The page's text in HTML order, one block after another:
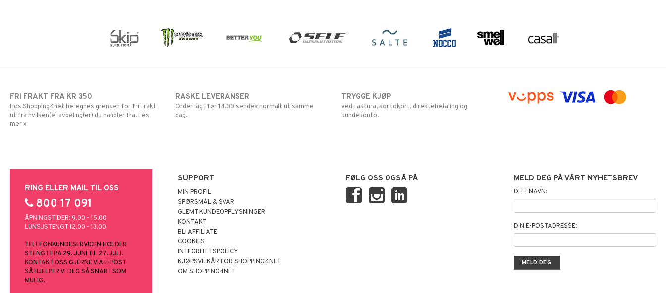
FRI FRAKT FRA KR 350
Hos Shopping4net beregnes grensen for fri frakt
ut fra hvilken(e) avdeling(er) du handler fra. Les
mer »
RASKE LEVERANSER
Order lagt før 14.00 sendes normalt ut samme
dag.
TRYGGE KJØP
ved faktura, kontokort, direktebetaling og
kundekonto.
RING ELLER MAIL TIL OSS
800 17 091
ÅPNINGSTIDER: 9.00 - 15.00
LUNSJSTENGT 12.00 - 13.00
TELEFONKUNDESERVICEN HOLDER
STENGT FRA 29. JUNI TIL 27. JULI.
KONTAKT OSS GJERNE VIA E-POST
SÅ HJELPER VI DEG SÅ SNART SOM
MULIG.
SUPPORT
MIN PROFIL
SPØRSMÅL & SVAR
GLEMT KUNDEOPPLYSNINGER
KONTAKT
BLI AFFILIATE
COOKIES
INTEGRITETSPOLICY
KJØPSVILKÅR FOR SHOPPING4NET
OM SHOPPING4NET
FØLG OSS OGSÅ PÅ MELD DEG PÅ VÅRT NYHETSBREV
DITT NAVN:
DIN E-POSTADRESSE: